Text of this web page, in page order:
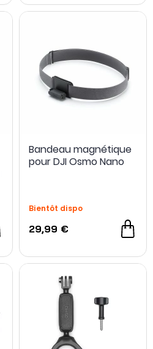
Bandeau magnétique
pour DJI Osmo Nano
Bientôt dispo
29,99 €